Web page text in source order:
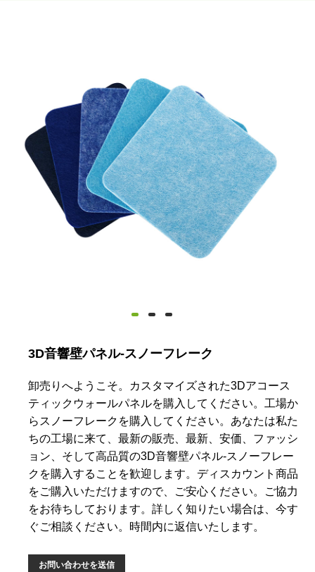
3D音響壁パネル-スノーフレーク
卸売りへようこそ。カスタマイズされた3Dアコース
ティックウォールパネルを購入してください。工場か
らスノーフレークを購入してください。あなたは私た
ちの工場に来て、最新の販売、最新、安価、ファッシ
ョン、そして高品質の3D音響壁パネル-スノーフレー
クを購入することを歓迎します。ディスカウント商品
をご購入いただけますので、ご安心ください。ご協力
をお待ちしております。詳しく知りたい場合は、今す
ぐご相談ください。時間内に返信いたします。
お問い合わせを送信